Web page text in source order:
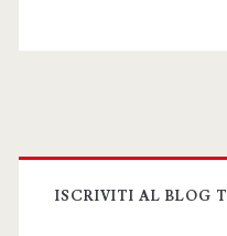
Primary
Sidebar
ISCRIVITI AL BLOG